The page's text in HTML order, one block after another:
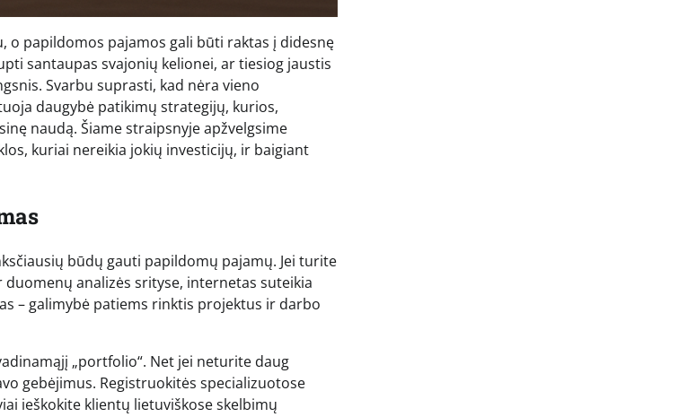
o papildomos pajamos gali būti raktas į didesnę
santaupas svajonių kelionei, ar tiesiog jaustis
Svarbu suprasti, kad nėra vieno
daugybė patikimų strategijų, kurios,
naudą. Šiame straipsnyje apžvelgsime
kuriai nereikia jokių investicijų, ir baigiant
būdų gauti papildomų pajamų. Jei turite
analizės srityse, internetas suteikia
– galimybė patiems rinktis projektus ir darbo
„portfolio“. Net jei neturite daug
gebėjimus. Registruokitės specializuotose
ieškokite klientų lietuviškose skelbimų